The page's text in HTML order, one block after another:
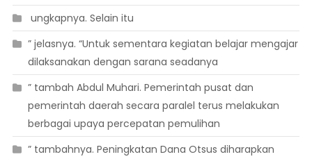
 ungkapnya. Selain itu
” jelasnya. “Untuk sementara kegiatan belajar mengajar
dilaksanakan dengan sarana seadanya
” tambah Abdul Muhari. Pemerintah pusat dan
pemerintah daerah secara paralel terus melakukan
berbagai upaya percepatan pemulihan
” tambahnya. Peningkatan Dana Otsus diharapkan